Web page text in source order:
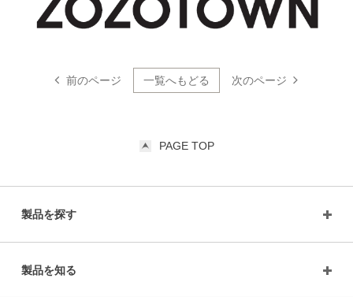
前のページ 一覧へもどる 次のページ
PAGE TOP
製品を探す
製品を知る